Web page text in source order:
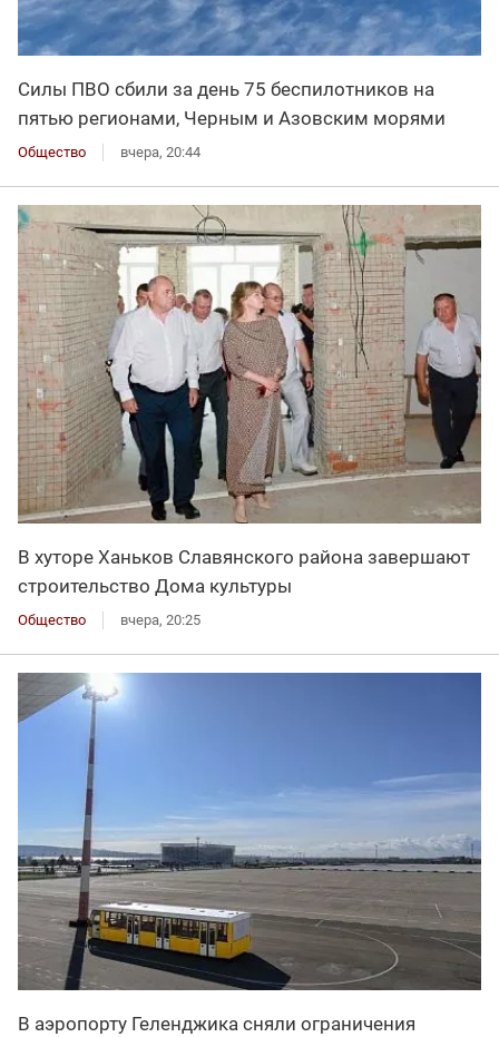
Силы ПВО сбили за день 75 беспилотников на
пятью регионами, Черным и Азовским морями
Общество вчера, 20:44
В хуторе Ханьков Славянского района завершают
строительство Дома культуры
Общество вчера, 20:25
В аэропорту Геленджика сняли ограничения